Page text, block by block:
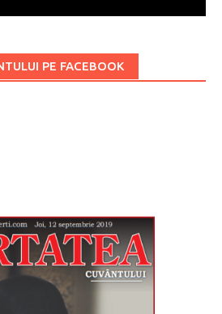
PE FACEBOOK